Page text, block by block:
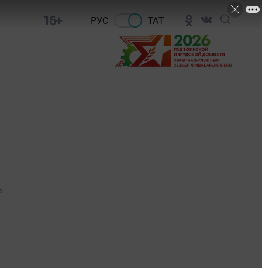
16+ РУС ТАТ